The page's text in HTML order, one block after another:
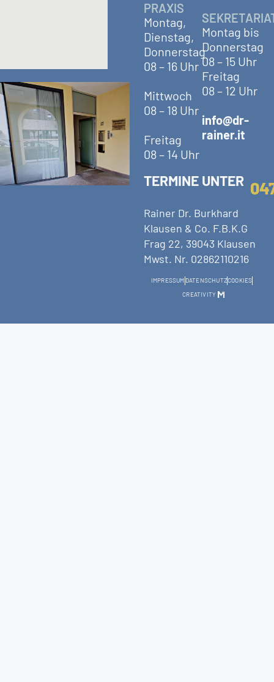
PRAXIS
Montag,
Dienstag,
Donnerstag
08 – 16 Uhr
Mittwoch
08 – 18 Uhr
Freitag
08 – 14 Uhr
Montag bis
Donnerstag
08 – 15 Uhr
Freitag
08 – 12 Uhr
info@dr-
rainer.it
TERMINE UNTER
Rainer Dr. Burkhard
Klausen & Co. F.B.K.G
Frag 22, 39043 Klausen
Mwst. Nr. 02862110216
IMPRESSUM DATENSCHUTZCOOKIES
CREATIVITY